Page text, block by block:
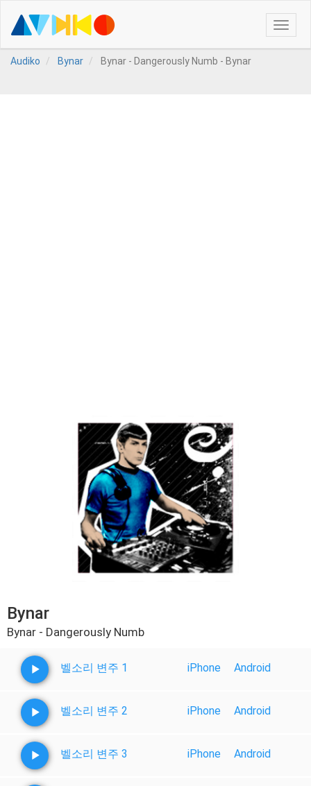
Toggle
Audiko
Bynar Bynar - Dangerously Numb - Bynar
Bynar
Bynar - Dangerously Numb
벨소리 변주 1 iPhone Android
벨소리 변주 2 iPhone Android
벨소리 변주 3 iPhone Android